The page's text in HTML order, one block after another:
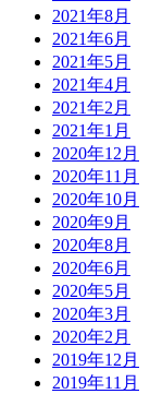
2021年8月
2021年6月
2021年5月
2021年4月
2021年2月
2021年1月
2020年12月
2020年11月
2020年10月
2020年9月
2020年8月
2020年6月
2020年5月
2020年3月
2020年2月
2019年12月
2019年11月